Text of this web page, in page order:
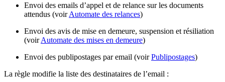
Envoi des emails d’appel et de relance sur les documents
attendus (voirAutomate des relances)
Envoi des avis de mise en demeure, suspension et résiliation
(voirAutomate des mises en demeure)
Envoi des publipostages par email (voirPublipostages)
La règle modifie la liste des destinataires de l’email :